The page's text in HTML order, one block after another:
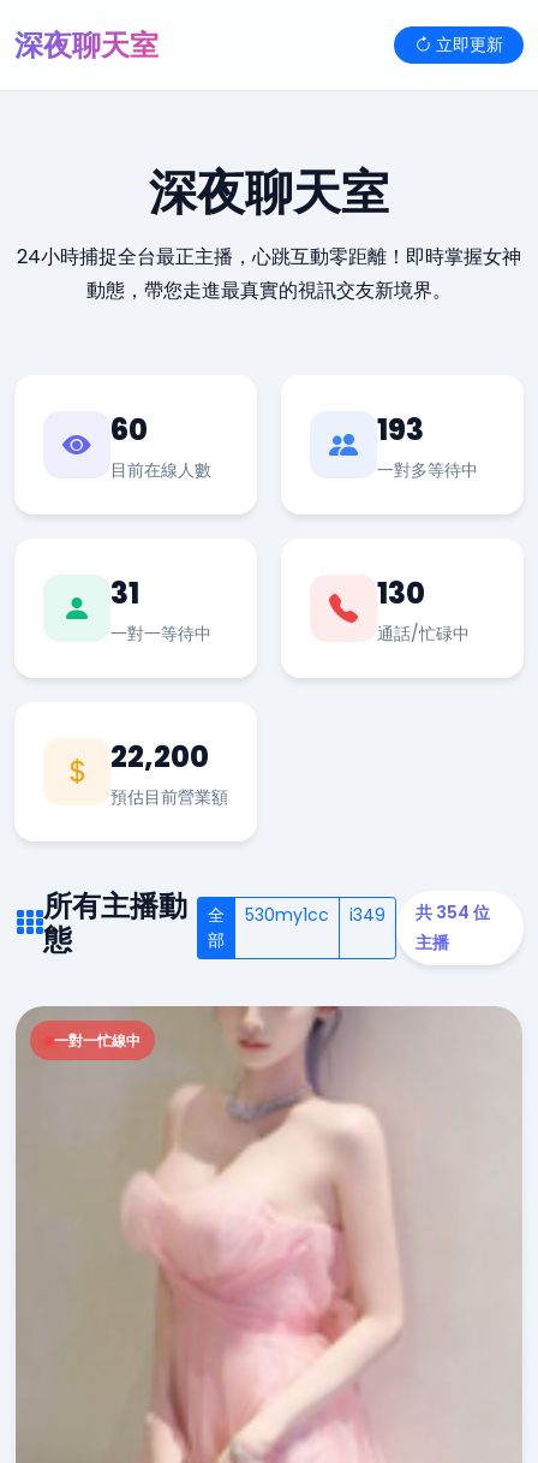
深夜聊天室 立即更新
深夜聊天室
24小時捕捉全台最正主播，心跳互動零距離！即時掌握女神
動態，帶您走進最真實的視訊交友新境界。
60
目前在線人數
193
一對多等待中
31
一對一等待中
130
通話/忙碌中
22,200
預估目前營業額
所有主播動
態
全
部
530my1cc i349
共 354 位
主播
一對一忙線中